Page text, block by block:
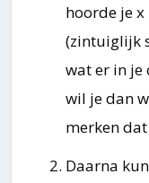
hoorde je x
(zintuiglijk
wat er in je
wil je dan
merken
Daarna